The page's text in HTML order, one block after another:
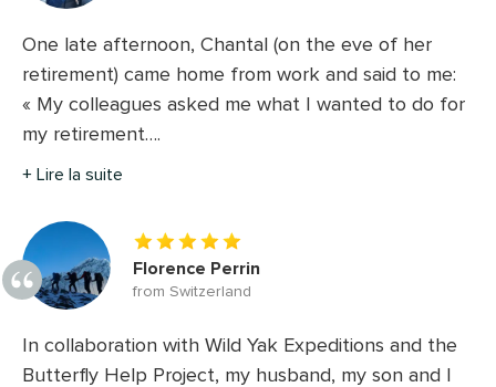
One late afternoon, Chantal (on the eve of her
retirement) came home from work and said to me:
« My colleagues asked me what I wanted to do for
my retirement….
+ Lire la suite
Florence Perrin
from Switzerland
In collaboration with Wild Yak Expeditions and the
Butterfly Help Project, my husband, my son and I